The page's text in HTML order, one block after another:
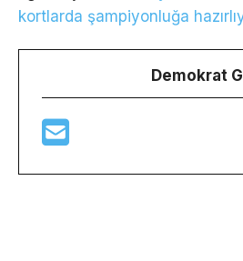
kortlarda şampiyonluğa
Demokrat